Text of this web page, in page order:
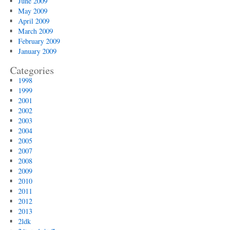
May 2009
April 2009
March 2009
February 2009
January 2009
Categories
1998
1999
2001
2002
2003
2004
2005
2007
2008
2009
2010
2011
2012
2013
2ldk